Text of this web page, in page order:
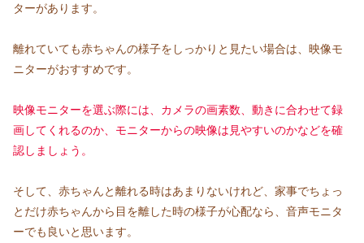
ターがあります。
離れていても赤ちゃんの様子をしっかりと見たい場合は、映像モ
ニターがおすすめです。
映像モニターを選ぶ際には、カメラの画素数、動きに合わせて録
画してくれるのか、モニターからの映像は見やすいのかなどを確
認しましょう。
そして、赤ちゃんと離れる時はあまりないけれど、家事でちょっ
とだけ赤ちゃんから目を離した時の様子が心配なら、音声モニタ
ーでも良いと思います。